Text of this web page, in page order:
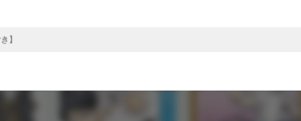
】